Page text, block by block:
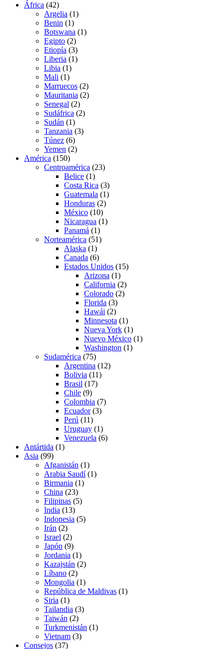
África (42)
Argelia (1)
Benin (1)
Botswana (1)
Egipto (2)
Etiopía (3)
Liberia (1)
Libia (1)
Mali (1)
Marruecos (2)
Mauritania (2)
Senegal (2)
Sudáfrica (2)
Sudán (1)
Tanzania (3)
Túnez (6)
Yemen (2)
América (150)
Centroamérica (23)
Belice (1)
Costa Rica (3)
Guatemala (1)
Honduras (2)
México (10)
Nicaragua (1)
Panamá (1)
Norteamérica (51)
Alaska (1)
Canada (6)
Estados Unidos (15)
Arizona (1)
California (2)
Colorado (2)
Florida (3)
Hawái (2)
Minnesota (1)
Nueva York (1)
Nuevo México (1)
Washington (1)
Sudamérica (75)
Argentina (12)
Bolivia (11)
Brasil (17)
Chile (9)
Colombia (7)
Ecuador(3)
Perú (11)
Uruguay (1)
Venezuela (6)
Antártida (1)
Asia (99)
Afganistán (1)
Arabia Saudí(1)
Birmania (1)
China (23)
Filipinas (5)
India (13)
Indonesia (5)
Irán (2)
Israel (2)
Japón (9)
Jordania (1)
Kazajstán (2)
Líbano (2)
Mongolia (1)
República de Maldivas (1)
Siria (1)
Tailandia (3)
Taiwán (2)
Turkmenistán (1)
Vietnam (3)
Consejos (37)